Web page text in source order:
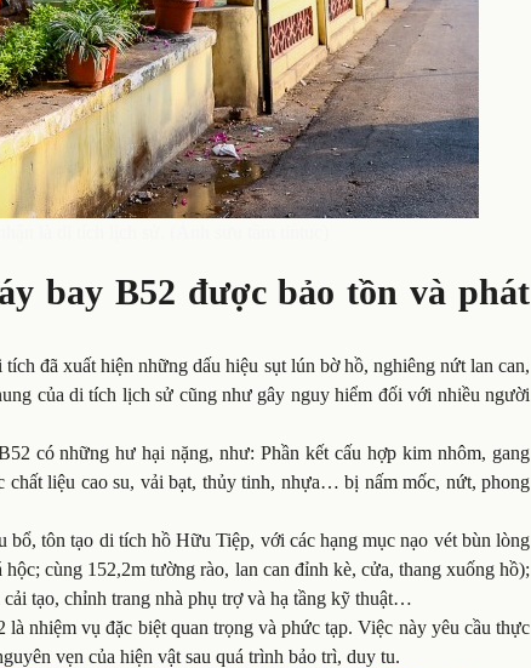
bay B52 được bảo tồn và phát
đã xuất hiện những dấu hiệu sụt lún bờ hồ, nghiêng nứt lan can,
của di tích lịch sử cũng như gây nguy hiểm đối với nhiều người
có những hư hại nặng, như: Phần kết cấu hợp kim nhôm, gang
liệu cao su, vải bạt, thủy tinh, nhựa… bị nấm mốc, nứt, phong
tôn tạo di tích hồ Hữu Tiệp, với các hạng mục nạo vét bùn lòng
cùng 152,2m tường rào, lan can đỉnh kè, cửa, thang xuống hồ);
tạo, chỉnh trang nhà phụ trợ và hạ tầng kỹ thuật…
nhiệm vụ đặc biệt quan trọng và phức tạp. Việc này yêu cầu thực
vẹn của hiện vật sau quá trình bảo trì, duy tu.